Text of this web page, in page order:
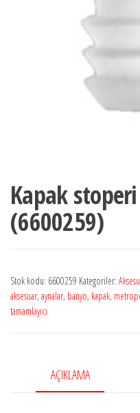
Kapak
(6600259)
Stok kodu: 6600259 Kategoriler:
aksesuar, aynalar, banyo, kapak,
tamamlayıcı
AÇIKLAMA